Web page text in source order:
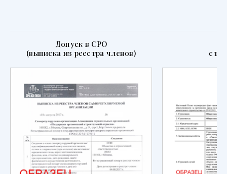
Допуск в СРО
(выписка из реестра членов)